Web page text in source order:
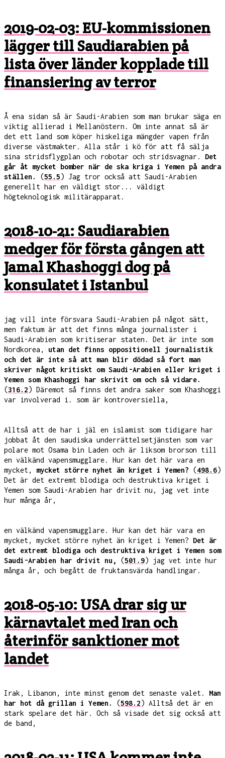
2019-02-03: EU-kommissionen
lägger till Saudiarabien på
lista över länder kopplade till
finansiering av terror
Å ena sidan så är Saudi-Arabien som man brukar säga en
viktig allierad i Mellanöstern. Om inte annat så är
det ett land som köper hiskeliga mängder vapen från
diverse västmakter. Alla står i kö för att få sälja
sina stridsflygplan och robotar och stridsvagnar. Det
går åt mycket bomber när de ska kriga i Yemen på andra
ställen.
(55.5) Jag tror också att Saudi-Arabien
generellt har en väldigt stor... väldigt
högteknologisk militärapparat.
2018-10-21: Saudiarabien
medger för första gången att
Jamal Khashoggi dog på
konsulatet i Istanbul
jag vill inte försvara Saudi-Arabien på något sätt,
men faktum är att det finns många journalister i
Saudi-Arabien som kritiserar staten. Det är inte som
Nordkorea, utan det finns oppositionell journalistik
och det är inte så att man blir dödad så fort man
skriver något kritiskt om Saudi-Arabien eller kriget i
Yemen som Khashoggi har skrivit om och så vidare.
(316.2) Däremot så finns det andra saker som Khashoggi
var involverad i. som är kontroversiella,
Alltså att de har i jäl en islamist som tidigare har
jobbat åt den saudiska underrättelsetjänsten som var
polare mot Osama bin Laden och är liksom brorson till
en välkänd vapensmugglare. Hur kan det här vara en
mycket, mycket större nyhet än kriget i Yemen? (498.6)
Det är det extremt blodiga och destruktiva kriget i
Yemen som Saudi-Arabien har drivit nu, jag vet inte
hur många år,
en välkänd vapensmugglare. Hur kan det här vara en
mycket, mycket större nyhet än kriget i Yemen? Det är
det extremt blodiga och destruktiva kriget i Yemen som
Saudi-Arabien har drivit nu,
(501.9) jag vet inte hur
många år, och begått de fruktansvärda handlingar.
2018-05-10: USA drar sig ur
kärnavtalet med Iran och
återinför sanktioner mot
landet
Irak, Libanon, inte minst genom det senaste valet. Man
har hot då grillan i Yemen.
(598.2) Alltså det är en
stark spelare det här. Och så visade det sig också att
de band,